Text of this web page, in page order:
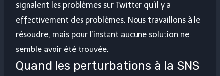
signalent les problèmes sur Twitter qu’il y a
effectivement des problèmes. Nous travaillons à le
résoudre, mais pour l’instant aucune solution ne
semble avoir été trouvée.
Quand les perturbations à la SNS